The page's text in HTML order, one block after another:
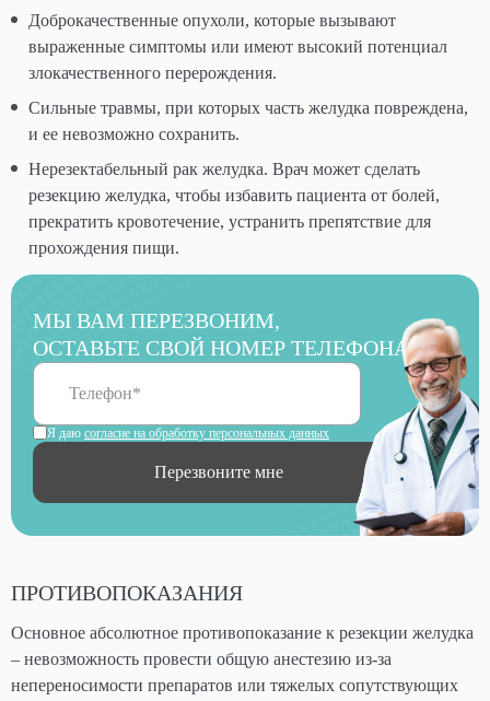
Доброкачественные опухоли, которые вызывают
выраженные симптомы или имеют высокий потенциал
злокачественного перерождения.
Сильные травмы, при которых часть желудка повреждена,
и ее невозможно сохранить.
Нерезектабельный рак желудка. Врач может сделать
резекцию желудка, чтобы избавить пациента от болей,
прекратить кровотечение, устранить препятствие для
прохождения пищи.
МЫ ВАМ ПЕРЕЗВОНИМ,
ОСТАВЬТЕ СВОЙ НОМЕР ТЕЛЕФОНА
Я даю согласие на обработку персональных данных
Перезвоните мне
ПРОТИВОПОКАЗАНИЯ
Основное абсолютное противопоказание к резекции желудка
– невозможность провести общую анестезию из-за
непереносимости препаратов или тяжелых сопутствующих